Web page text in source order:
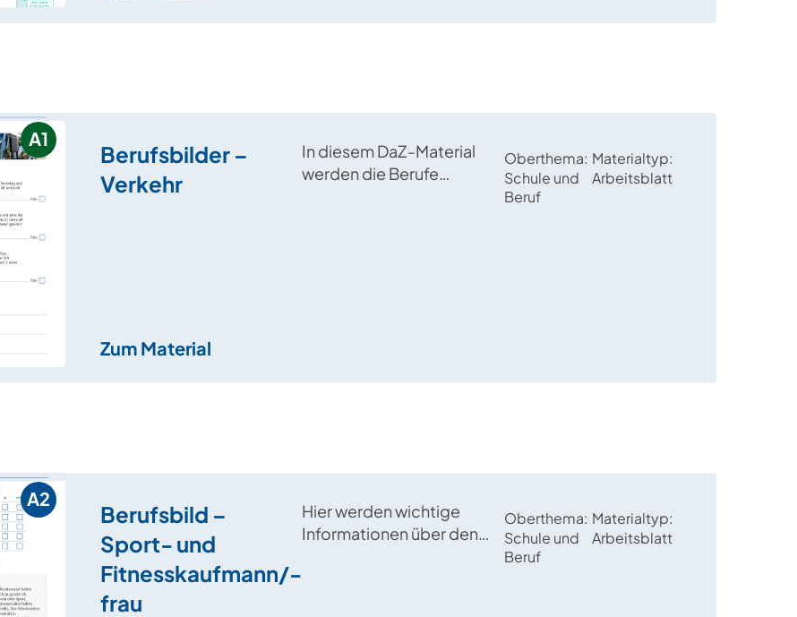
A1
Berufsbilder –
Verkehr
In diesem DaZ-Material
werden die Berufe
Oberthema
Schule und
Beruf
Materialtyp
Arbeitsblatt
Zum Material
A2
Berufsbild –
Sport- und
Fitnesskaufmann/-
frau
Hier werden wichtige
Informationen über den
Oberthema
Schule und
Beruf
Materialtyp
Arbeitsblatt